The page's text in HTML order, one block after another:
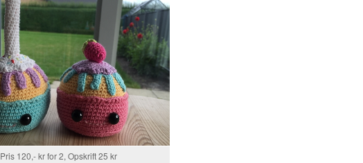
Pris 120,- kr for 2, Opskrift 25 kr